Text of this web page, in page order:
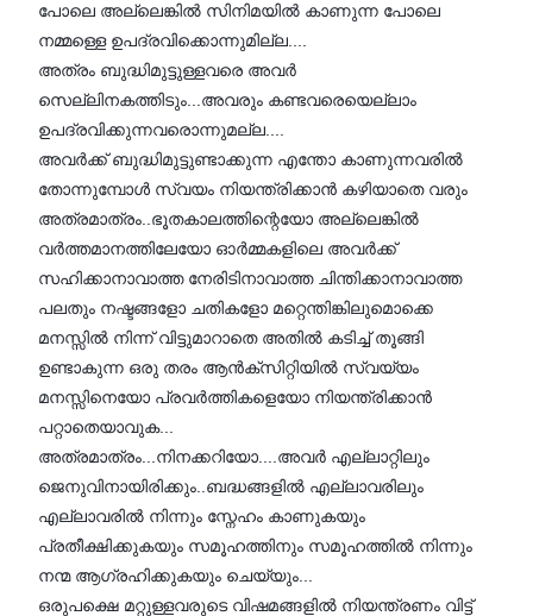
പോലെ അല്ലെങ്കിൽ സിനിമയിൽ കാണുന്ന പോലെ
നമ്മള്ളെ ഉപദ്രവിക്കൊന്നുമില്ല....
അത്രം ബുദ്ധിമുട്ടുള്ളവരെ അവർ
സെല്ലിനകത്തിടും...അവരും കണ്ടവരെയെല്ലാം
ഉപദ്രവിക്കുന്നവരൊന്നുമല്ല....
അവർക്ക് ബുദ്ധിമുട്ടുണ്ടാക്കുന്ന എന്തോ കാണുന്നവരിൽ
തോന്നുമ്പോൾ സ്വയം നിയന്ത്രിക്കാൻ കഴിയാതെ വരും
അത്രമാത്രം..ഭൂതകാലത്തിന്റെയോ അല്ലെങ്കിൽ
വർത്തമാനത്തിലേയോ ഓർമ്മകളിലെ അവർക്ക്
സഹിക്കാനാവാത്ത നേരിടിനാവാത്ത ചിന്തിക്കാനാവാത്ത
പലതും നഷ്ടങ്ങളോ ചതികളോ മറ്റെന്തിങ്കിലുമൊക്കെ
മനസ്സിൽ നിന്ന് വിട്ടുമാറാതെ അതിൽ കടിച്ച് തൂങ്ങി
ഉണ്ടാകുന്ന ഒരു തരം ആൻക്സിറ്റിയിൽ സ്വയ്യം
മനസ്സിനെയോ പ്രവർത്തികളെയോ നിയന്ത്രിക്കാൻ
പറ്റാതെയാവുക...
അത്രമാത്രം...നിനക്കറിയോ....അവർ എല്ലാറ്റിലും
ജെനുവിനായിരിക്കും..ബദ്ധങ്ങളിൽ എല്ലാവരിലും
എല്ലാവരിൽ നിന്നും സ്നേഹം കാണുകയും
പ്രതീക്ഷിക്കുകയും സമൂഹത്തിനും സമൂഹത്തിൽ നിന്നും
നന്മ ആഗ്രഹിക്കുകയും ചെയ്യും...
ഒരുപക്ഷെ മറ്റുള്ളവരുടെ വിഷമങ്ങളിൽ നിയന്ത്രണം വിട്ട്